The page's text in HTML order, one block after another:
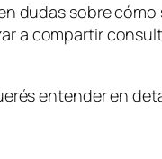
dudas sobre
a compartir
entender en